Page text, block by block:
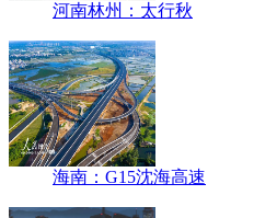
河南林州：太行秋
海南：G15沈海高速